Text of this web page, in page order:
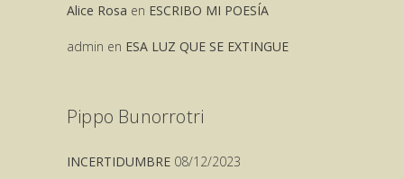
Alice Rosa en ESCRIBO MI POESÍA
admin en ESA LUZ QUE SE EXTINGUE
Pippo Bunorrotri
INCERTIDUMBRE 08/12/2023